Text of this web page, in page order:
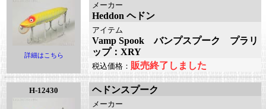
詳細はこちら
メーカー
Heddon ヘドン
アイテム
Vamp Spook バンプスプーク プラリ
ップ：XRY
税込価格： 販売終了しました
H-12430 ヘドンスプーク
メーカー